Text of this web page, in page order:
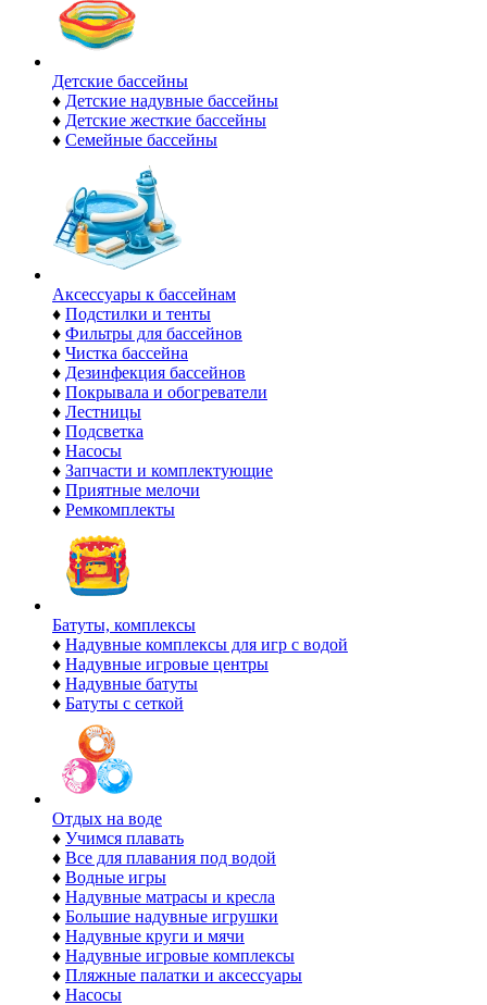
Детские бассейны
♦ Детские надувные бассейны
♦ Детские жесткие бассейны
♦ Семейные бассейны
Аксессуары к бассейнам
♦ Подстилки и тенты
♦ Фильтры для бассейнов
♦ Чистка бассейна
♦ Дезинфекция бассейнов
♦ Покрывала и обогреватели
♦ Лестницы
♦ Подсветка
♦ Насосы
♦ Запчасти и комплектующие
♦ Приятные мелочи
♦ Ремкомплекты
Батуты, комплексы
♦ Надувные комплексы для игр с водой
♦ Надувные игровые центры
♦ Надувные батуты
♦ Батуты с сеткой
Отдых на воде
♦ Учимся плавать
♦ Все для плавания под водой
♦ Водные игры
♦ Надувные матрасы и кресла
♦ Большие надувные игрушки
♦ Надувные круги и мячи
♦ Надувные игровые комплексы
♦ Пляжные палатки и аксессуары
♦ Насосы